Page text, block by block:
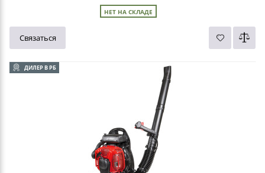
НЕТ НА СКЛАДЕ
Связаться
ДИЛЕР В РБ